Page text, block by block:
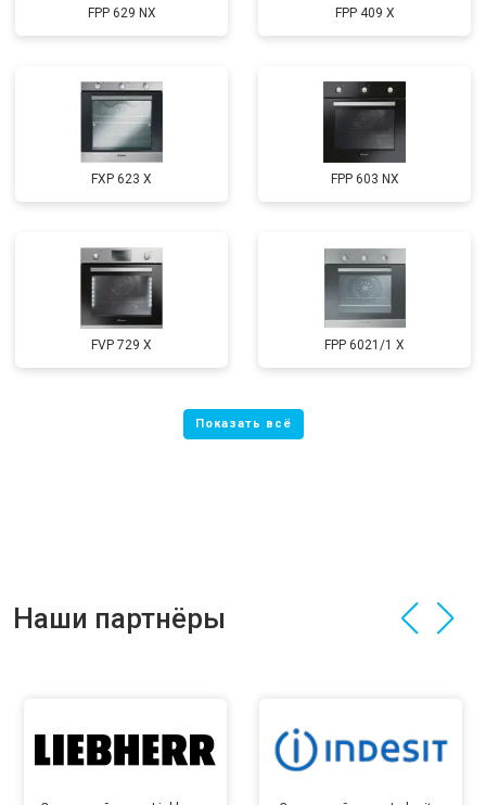
FPP 629 NX FPP 409 X
FXP 623 X FPP 603 NX
FVP 729 X FPP 6021/1 X
Наши партнёры